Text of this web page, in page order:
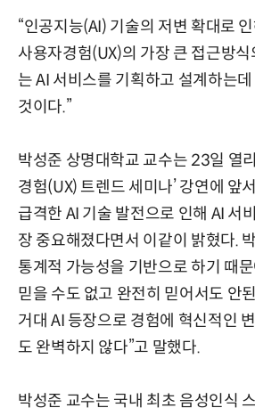
“인공지능(AI) 기술의 저변 확대로
사용자경험(UX)의 가장 큰 접근방
는 AI 서비스를 기획하고 설계하는
것이다.”
박성준 상명대학교 교수는 23일 열
경험(UX) 트렌드 세미나’ 강연에 앞
급격한 AI 기술 발전으로 인해 AI 서
장 중요해졌다면서 이같이 밝혔다.
통계적 가능성을 기반으로 하기 때
믿을 수도 없고 완전히 믿어서도 안
거대 AI 등장으로 경험에 혁신적인
도 완벽하지 않다”고 말했다.
박성준 교수는 국내 최초 음성인식